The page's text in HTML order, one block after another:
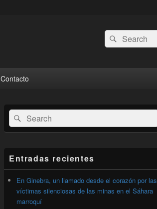
Buscar
por:
Buscar
Contacto
El
área
de
widget
lateral
primaria
Buscar
por:
Buscar
Entradas recientes
En Ginebra, un llamado desde el corazón por las
víctimas silenciosas de las minas en el Sáhara
marroquí